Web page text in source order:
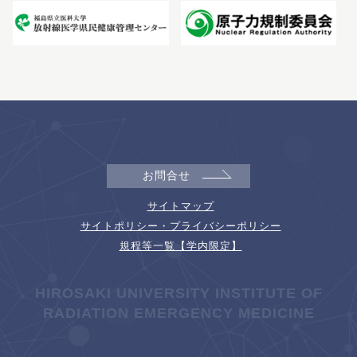
お問合せ
サイトマップ
サイトポリシー・プライバシーポリシー
規程等一覧【学内限定】
HIROSAKI UNIVERSITY INSTITUTE OF
RADIATION EMERGENCY MEDICINE